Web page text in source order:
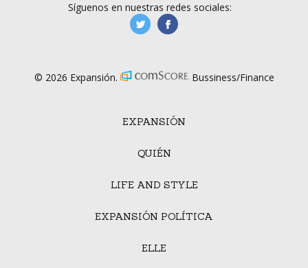
EXPANSIÓN
QUIÉN
LIFE AND STYLE
EXPANSIÓN POLÍTICA
ELLE
Síguenos en nuestras redes sociales:
manufacturaGE
© 2026 Expansión. Bussiness/Finance